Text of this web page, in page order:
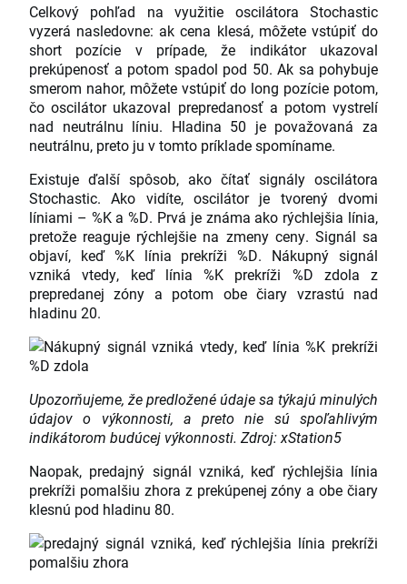
Celkový pohľad na využitie oscilátora Stochastic
vyzerá nasledovne: ak cena klesá, môžete vstúpiť do
short pozície v prípade, že indikátor ukazoval
prekúpenosť a potom spadol pod 50. Ak sa pohybuje
smerom nahor, môžete vstúpiť do long pozície potom,
čo oscilátor ukazoval prepredanosť a potom vystrelí
nad neutrálnu líniu. Hladina 50 je považovaná za
neutrálnu, preto ju v tomto príklade spomíname.
Existuje ďalší spôsob, ako čítať signály oscilátora
Stochastic. Ako vidíte, oscilátor je tvorený dvomi
líniami – %K a %D. Prvá je známa ako rýchlejšia línia,
pretože reaguje rýchlejšie na zmeny ceny. Signál sa
objaví, keď %K línia prekríži %D. Nákupný signál
vzniká vtedy, keď línia %K prekríži %D zdola z
prepredanej zóny a potom obe čiary vzrastú nad
hladinu 20.
Upozorňujeme, že predložené údaje sa týkajú minulých
údajov o výkonnosti, a preto nie sú spoľahlivým
indikátorom budúcej výkonnosti. Zdroj: xStation5
Naopak, predajný signál vzniká, keď rýchlejšia línia
prekríži pomalšiu zhora z prekúpenej zóny a obe čiary
klesnú pod hladinu 80.